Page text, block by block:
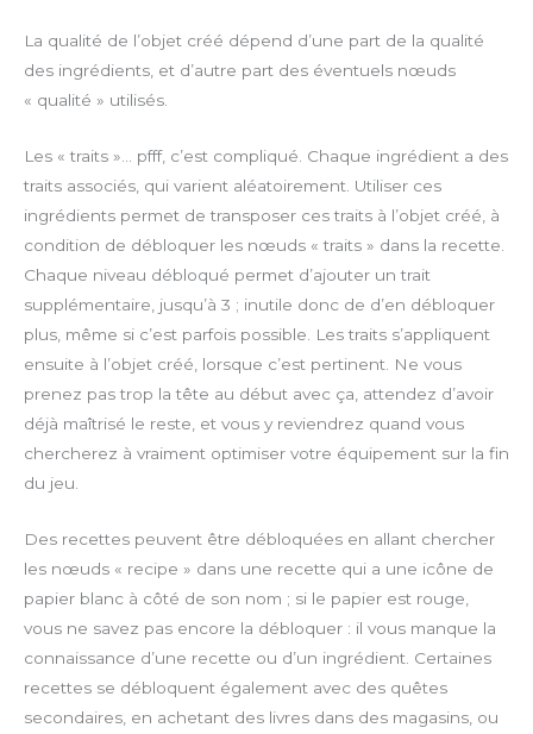
La qualité de l’objet créé dépend d’une part de la qualité
des ingrédients, et d’autre part des éventuels nœuds
« qualité » utilisés.
Les « traits »… pfff, c’est compliqué. Chaque ingrédient a des
traits associés, qui varient aléatoirement. Utiliser ces
ingrédients permet de transposer ces traits à l’objet créé, à
condition de débloquer les nœuds « traits » dans la recette.
Chaque niveau débloqué permet d’ajouter un trait
supplémentaire, jusqu’à 3 ; inutile donc de d’en débloquer
plus, même si c’est parfois possible. Les traits s’appliquent
ensuite à l’objet créé, lorsque c’est pertinent. Ne vous
prenez pas trop la tête au début avec ça, attendez d’avoir
déjà maîtrisé le reste, et vous y reviendrez quand vous
chercherez à vraiment optimiser votre équipement sur la fin
du jeu.
Des recettes peuvent être débloquées en allant chercher
les nœuds « recipe » dans une recette qui a une icône de
papier blanc à côté de son nom ; si le papier est rouge,
vous ne savez pas encore la débloquer : il vous manque la
connaissance d’une recette ou d’un ingrédient. Certaines
recettes se débloquent également avec des quêtes
secondaires, en achetant des livres dans des magasins, ou